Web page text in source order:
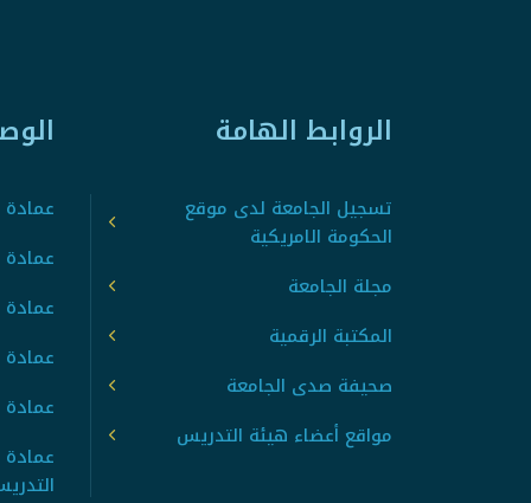
الروابط الهامة
تسجيل الجامعة لدى موقع
الحكومة الامريكية
مجلة الجامعة
المكتبة الرقمية
صحيفة صدى الجامعة
مواقع أعضاء هيئة التدريس
عمادة
عمادة
عمادة